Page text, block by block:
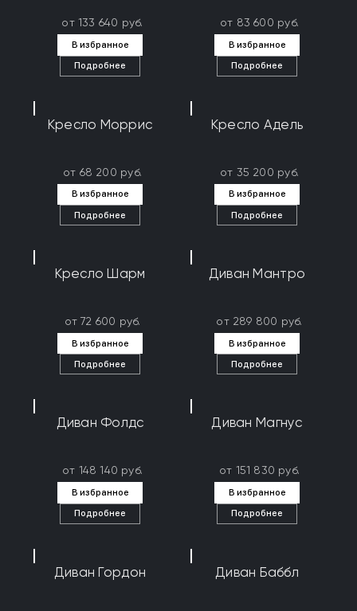
от 133 640 руб.
В избранное
Подробнее
от 83 600 руб.
В избранное
Подробнее
Кресло Моррис
от 68 200 руб.
В избранное
Подробнее
Кресло Адель
от 35 200 руб.
В избранное
Подробнее
Кресло Шарм
от 72 600 руб.
В избранное
Подробнее
Диван Мантро
от 289 800 руб.
В избранное
Подробнее
Диван Фолдс
от 148 140 руб.
В избранное
Подробнее
Диван Магнус
от 151 830 руб.
В избранное
Подробнее
Диван Гордон Диван Баббл